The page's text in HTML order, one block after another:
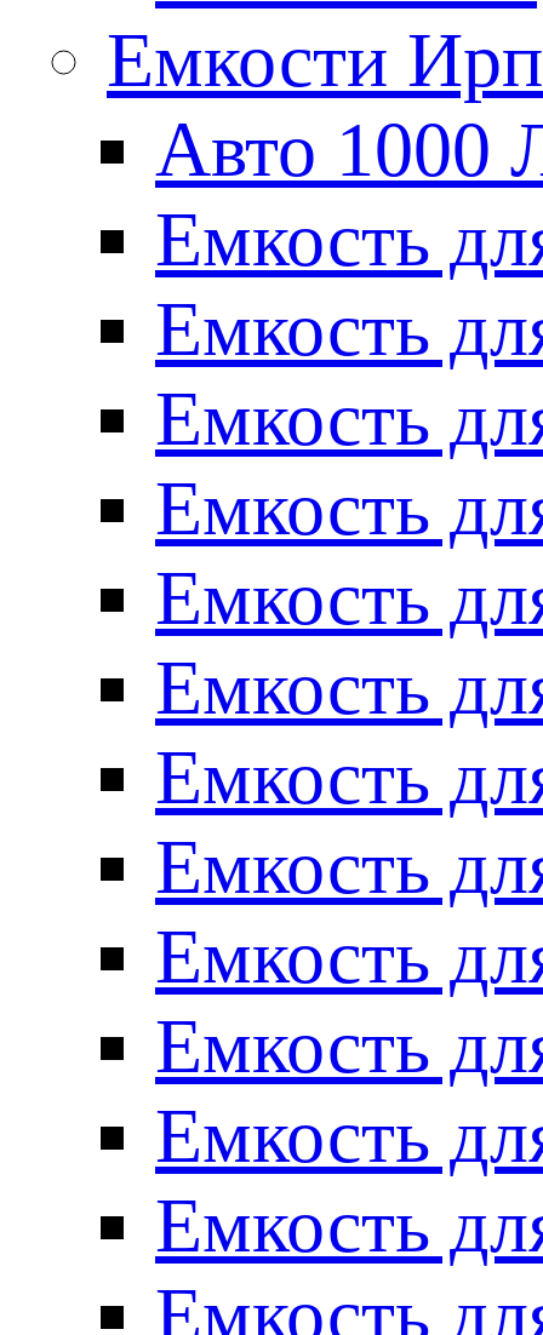
Емкости
Авто 1000
Емкость
Емкость
Емкость
Емкость
Емкость
Емкость
Емкость
Емкость
Емкость
Емкость
Емкость
Емкость
Емкость